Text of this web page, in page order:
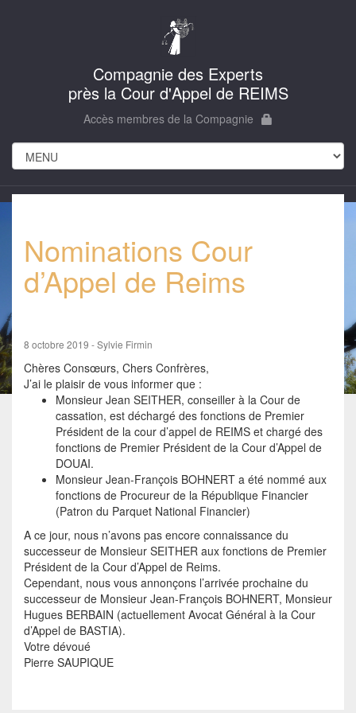
Compagnie des Experts
près la Cour d'Appel de REIMS
Accès membres de la Compagnie
Nominations Cour
d’Appel de Reims
8 octobre 2019 - Sylvie Firmin
Chères Consœurs, Chers Confrères,
J’ai le plaisir de vous informer que :
Monsieur Jean SEITHER, conseiller à la Cour de
cassation, est déchargé des fonctions de Premier
Président de la cour d’appel de REIMS et chargé des
fonctions de Premier Président de la Cour d’Appel de
DOUAI.
Monsieur Jean-François BOHNERT a été nommé aux
fonctions de Procureur de la République Financier
(Patron du Parquet National Financier)
A ce jour, nous n’avons pas encore connaissance du
successeur de Monsieur SEITHER aux fonctions de Premier
Président de la Cour d’Appel de Reims.
Cependant, nous vous annonçons l’arrivée prochaine du
successeur de Monsieur Jean-François BOHNERT, Monsieur
Hugues BERBAIN (actuellement Avocat Général à la Cour
d’Appel de BASTIA).
Votre dévoué
Pierre SAUPIQUE